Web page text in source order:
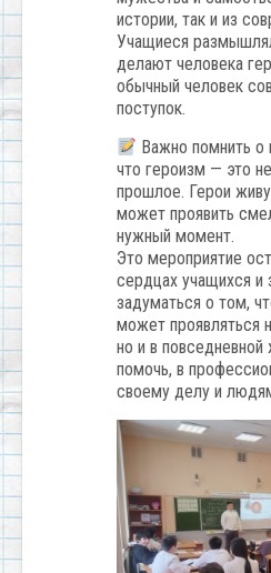
истории, так и из
Учащиеся
делают человека
обычный человек
поступок.
Важно помнить о
что героизм — это
прошлое. Герои
может проявить
нужный момент.
Это мероприятие
сердцах учащихся и
задуматься о том,
может проявляться
но и в повседневной
помочь, в
своему делу и